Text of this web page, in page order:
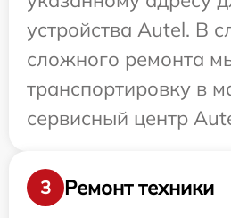
устройства Autel. В
сложного ремонта
транспортировку в
сервисный центр
3
Ремонт техники